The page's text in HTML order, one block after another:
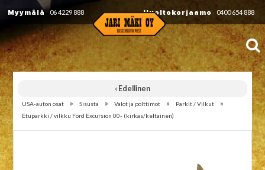
Myymälä 06 4229 888 Huoltokorjaamo 0400 654 888
‹ Edellinen
USA-auton osat » Sisusta » Valot ja polttimot » Parkit / Vilkut »
Etuparkki / vilkku Ford Excursion 00- (kirkas/keltainen)